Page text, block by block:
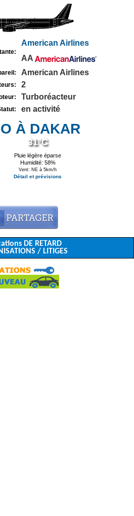
American Airlines
AA
American Airlines
2
Turboréacteur
en activité
À DAKAR
31°C
Pluie légère éparse
Humidité: 58%
Vent: NE à 5km/h
Détail et prévisions
DE RETARD
/ LITIGES